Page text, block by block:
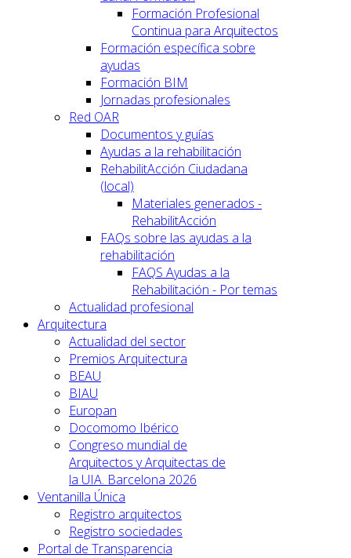
Formación Profesional
Continua para Arquitectos
Formación específica sobre
ayudas
Formación BIM
Jornadas profesionales
Red OAR
Documentos y guías
Ayudas a la rehabilitación
RehabilitAcción Ciudadana
(local)
Materiales generados -
RehabilitAcción
FAQs sobre las ayudas a la
rehabilitación
FAQS Ayudas a la
Rehabilitación - Por temas
Actualidad profesional
Arquitectura
Actualidad del sector
Premios Arquitectura
BEAU
BIAU
Europan
Docomomo Ibérico
Congreso mundial de
Arquitectos y Arquitectas de
la UIA. Barcelona 2026
Ventanilla Única
Registro arquitectos
Registro sociedades
Portal de Transparencia